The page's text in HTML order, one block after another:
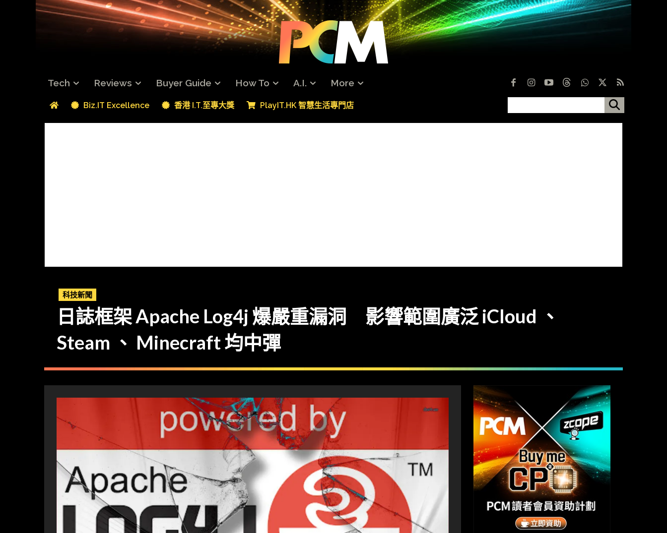
Tech Reviews Buyer Guide How To A.I. More
Biz.IT Excellence 香港 I.T.至專大獎 PlayIT.HK 智慧生活專門店
科技新聞
日誌框架 Apache Log4j 爆嚴重漏洞 影響範圍廣泛 iCloud 、
Steam 、 Minecraft 均中彈